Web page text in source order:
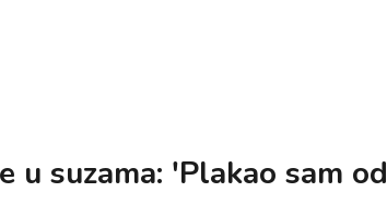
suzama: 'Plakao sam od